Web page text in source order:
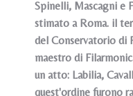
Spinelli, Mascagni e
stimato a Roma. il
del Conservatorio di
maestro di
un atto: Labilia,
quest'ordine furono